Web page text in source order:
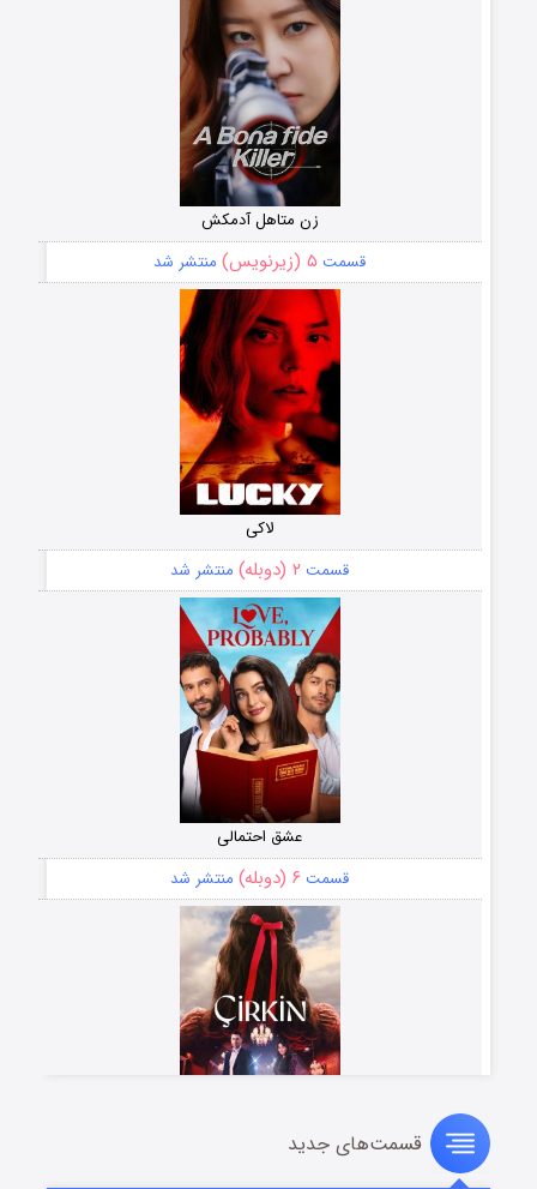
زن متاهل آدمکش
قسمت ۵ (زیرنویس) منتشر شد
لاکی
قسمت ۲ (دوبله) منتشر شد
عشق احتمالی
قسمت ۶ (دوبله) منتشر شد
سریال زشتقسمت‌های جدید